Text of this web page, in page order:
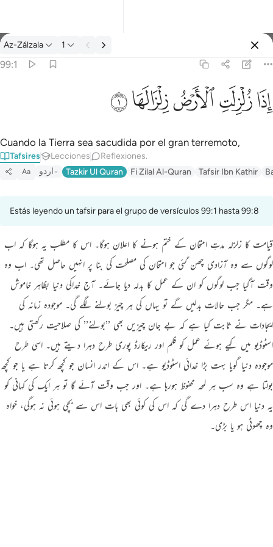
Tafsir: Az-Zálzala 99:1
Az-Zálzala 1
99:1
ﱵﱶﱷﱸﱹ
Cuando la Tierra sea sacudida por el gran terremoto,
Tafsires Lecciones Reflexiones.
Aa اردو Tazkir Ul Quran Fi Zilal Al-Quran Tafsir Ibn Kathir
Estás leyendo un tafsir para el grupo de versículos 99:1 hasta 99:8
قیامت کا زلزلہ مدتِ امتحان کے ختم ہونے کا اعلان ہوگا۔ اس کا مطلب یہ ہوگا کہ اب
لوگوں سے وہ آزادی چھن گئی جو امتحان کی مصلحت کی بنا پر انہیں حاصل تھی۔ اب وہ
وقت آگیا جب لوگوں کو ان کے عمل کا بدلہ دیا جائے۔ آج خداکی دنیا بظاہر خاموش
ہے۔ مگر جب حالات بدلیں گے تو یہاں کی ہر چیز بولنے لگے گی۔ موجودہ زمانہ کی
ایجادات نے ثابت کیا ہے کہ بے جان چیزیں بھی ’’بولنے’’ کی صلاحیت رکھتی ہیں۔
اسٹوڈیو میں کیے ہوئے عمل کو فلم اور ریکارڈ پوری طرح دہرا دیتے ہیں۔ اسی طرح
موجودہ دنیا گویا بہت بڑا خدائی اسٹوڈیو ہے۔ اس کے اندر انسان جو کچھ کرتا ہے یا جو کچھ
بولتا ہے وہ سب ہر لمحہ محفوظ ہورہا ہے۔ اور جب وقت آئے گا تو ہر ایک کی کہانی کو
یہ دنیا اس طرح دہرا دے گی کہ اس کی کوئی بھی بات اس سے بچی ہوئی نہ ہوگی، خواہ
وہ چھوٹی ہو یا بڑی۔